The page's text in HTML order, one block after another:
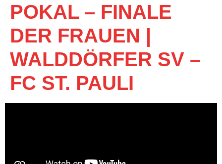
POKAL – FINALE
DER FRAUEN |
WALDDÖRFER SV –
FC ST. PAULI